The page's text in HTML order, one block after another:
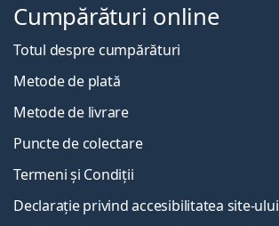
Cumpărături online
Totul despre cumpărături
Metode de plată
Metode de livrare
Puncte de colectare
Termeni și Condiții
Declarație privind accesibilitatea site-ului